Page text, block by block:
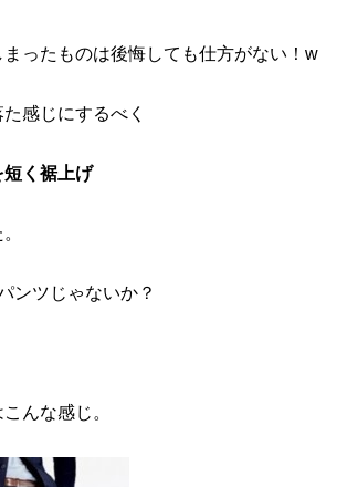
まったものは後悔しても仕方がない！w
感じにするべく
く裾上げ
ンツじゃないか？
んな感じ。